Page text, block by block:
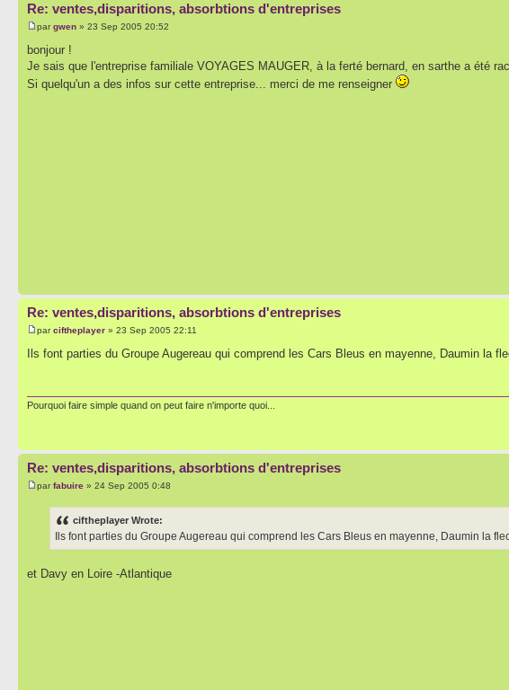
Re: ventes,disparitions, absorbtions d'entreprises
pargwen » 23 Sep 2005 20:52
bonjour !
Je sais que l'entreprise familiale VOYAGES MAUGER, à la ferté bernard, en sarthe a été
Si quelqu'un a des infos sur cette entreprise... merci de me renseigner
Re: ventes,disparitions, absorbtions d'entreprises
parciftheplayer » 23 Sep 2005 22:11
Ils font parties du Groupe Augereau qui comprend les Cars Bleus en mayenne, Daumin la
Pourquoi faire simple quand on peut faire n'importe quoi...
Re: ventes,disparitions, absorbtions d'entreprises
parfabuire » 24 Sep 2005 0:48
ciftheplayer Wrote:
Ils font parties du Groupe Augereau qui comprend les Cars Bleus en mayenne, Daumin la
et Davy en Loire -Atlantique